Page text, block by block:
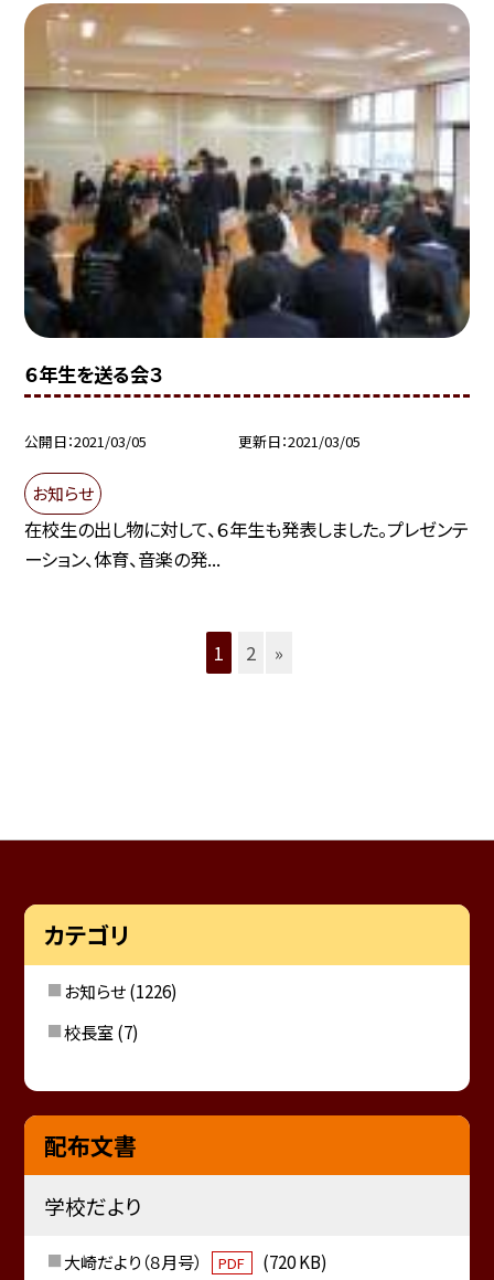
６年生を送る会３
公開日 2021/03/05 更新日 2021/03/05
お知らせ
在校生の出し物に対して、６年生も発表しました。プレゼンテ
ーション、体育、音楽の発...
1 2 »
カテゴリ
お知らせ(1226)
校長室 (7)
配布文書
学校だより
大崎だより（８月号） PDF
(720 KB)